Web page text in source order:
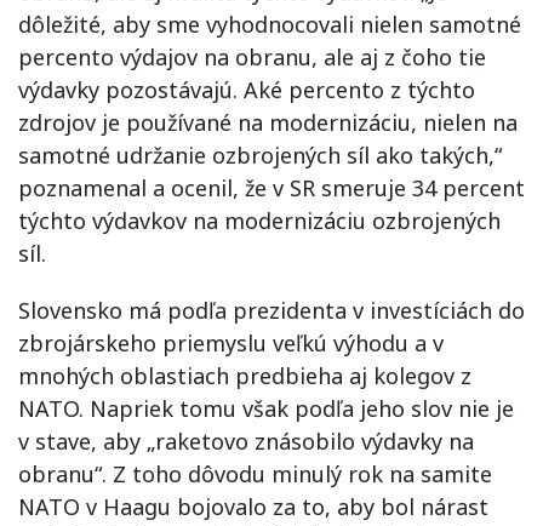
dôležité, aby sme vyhodnocovali nielen samotné
percento výdajov na obranu, ale aj z čoho tie
výdavky pozostávajú. Aké percento z týchto
zdrojov je používané na modernizáciu, nielen na
samotné udržanie ozbrojených síl ako takých,“
poznamenal a ocenil, že v SR smeruje 34 percent
týchto výdavkov na modernizáciu ozbrojených
síl.
Slovensko má podľa prezidenta v investíciách do
zbrojárskeho priemyslu veľkú výhodu a v
mnohých oblastiach predbieha aj kolegov z
NATO. Napriek tomu však podľa jeho slov nie je
v stave, aby „raketovo znásobilo výdavky na
obranu“. Z toho dôvodu minulý rok na samite
NATO v Haagu bojovalo za to, aby bol nárast